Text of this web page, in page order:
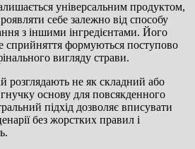
універсальним продуктом,
себе залежно від способу
з іншими інгредієнтами. Його
сприйняття формуються поступово
вигляду страви.
розглядають не як складний або
основу для повсякденного
підхід дозволяє вписувати
без жорстких правил і